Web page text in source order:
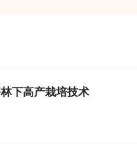
下高产栽培技术